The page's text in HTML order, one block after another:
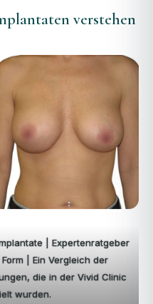
verstehen
| Expertenratgeber
| Ein Vergleich der
die in der Vivid Clinic
wurden.